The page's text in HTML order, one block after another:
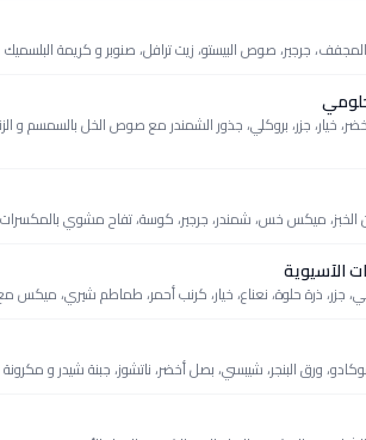
جرجير، صوص البيستو، زيت ترافل، صنوبر و كريمة البلسميك
خيار، جزر، بروكلي، جذور الشمندر مع صوص الخل بالسمسم
ميكس خس، شمندر، جرجير، كوسة، تفاح مشوي
الآسيوية
ذرة حلوة، نعناع، خيار، كرنب أحمر، طماطم شيري، ميكس
ورق البنجر، شيبسي، بصل أخضر، ناتشوز، جبنة شيدر و